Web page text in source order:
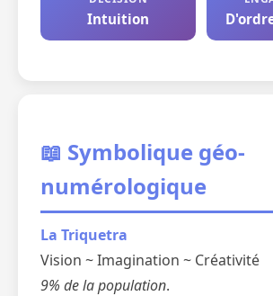
Intuition
📖 Symbolique géo-
numérologique
La Triquetra
Vision ~ Imagination ~ Créativité
9% de la population.